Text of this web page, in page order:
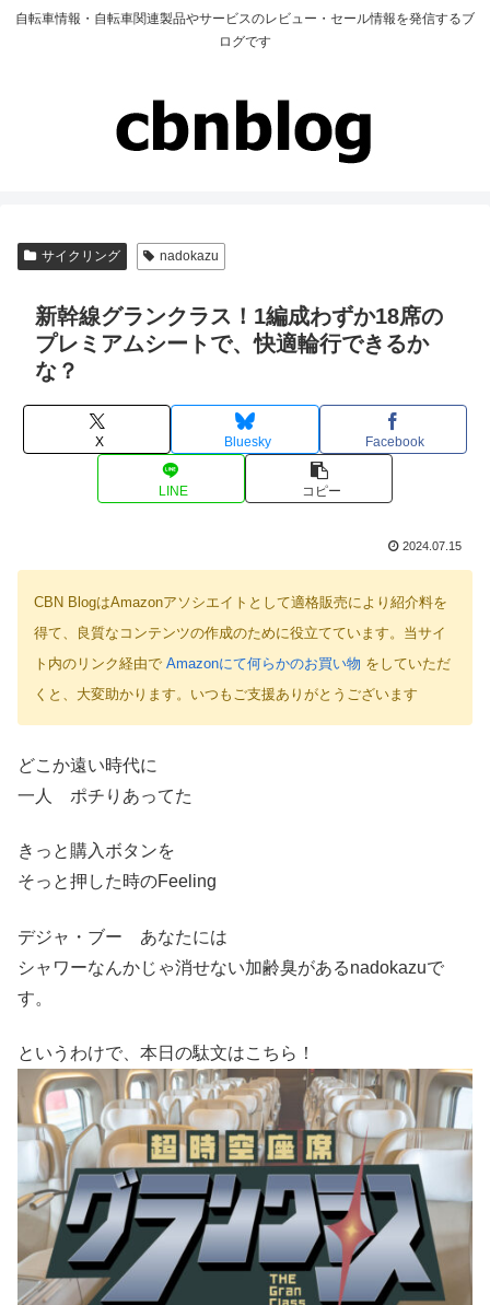
自転車情報・自転車関連製品やサービスのレビュー・セール情報を発信するブ
ログです
サイクリング nadokazu
新幹線グランクラス！1編成わずか18席の
プレミアムシートで、快適輪行できるか
な？
X Bluesky Facebook
LINE コピー
2024.07.15
CBN BlogはAmazonアソシエイトとして適格販売により紹介料を
得て、良質なコンテンツの作成のために役立てています。当サイ
ト内のリンク経由で Amazonにて何らかのお買い物 をしていただ
くと、大変助かります。いつもご支援ありがとうございます
どこか遠い時代に
一人 ポチりあってた
きっと購入ボタンを
そっと押した時のFeeling
デジャ・ブー あなたには
シャワーなんかじゃ消せない加齢臭があるnadokazuで
す。
というわけで、本日の駄文はこちら！